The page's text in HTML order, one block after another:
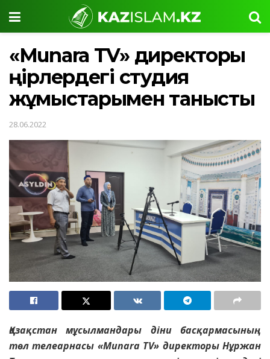
«Munara TV» директоры
өңірлердегі студия
жұмыстарымен танысты
28.06.2022
Қазақстан мұсылмандары діни басқармасының
төл телеарнасы «Munara TV» директоры Нұржан